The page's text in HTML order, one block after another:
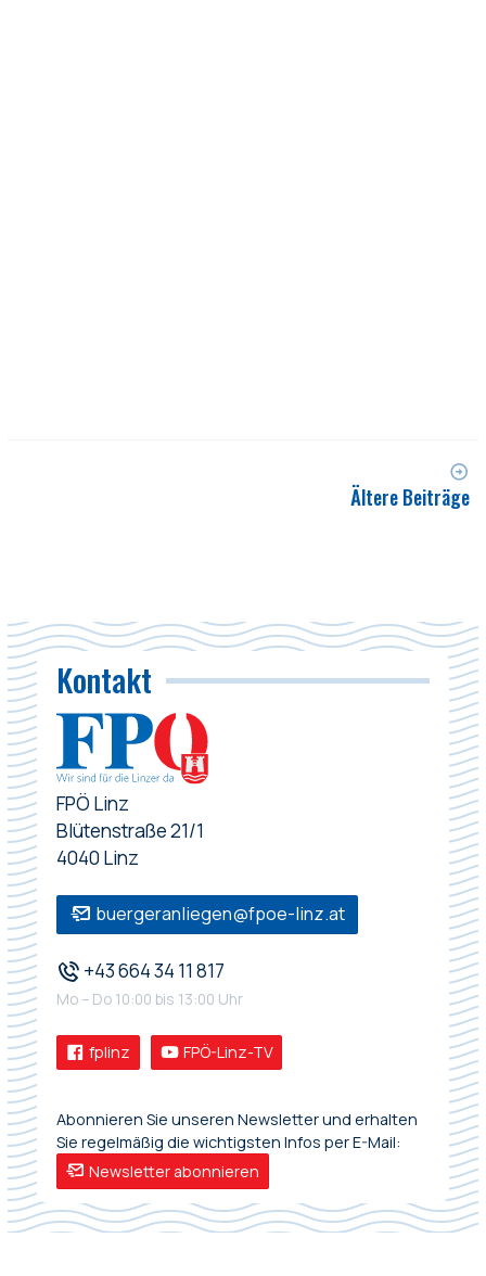
Ältere Beiträge
Kontakt
FPÖ Linz
Blütenstraße 21/1
4040 Linz
buergeranliegen@fpoe-linz.at
+43 664 34 11 817
Mo – Do 10:00 bis 13:00 Uhr
fplinz FPÖ-Linz-TV
Abonnieren Sie unseren Newsletter und erhalten
Sie regelmäßig die wichtigsten Infos per E-Mail:
Newsletter abonnieren